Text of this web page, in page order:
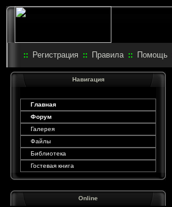
:: Регистрация :: Правила :: Помощь
Навигация
Главная
Форум
Галерея
Файлы
Библиотека
Гостевая книга
Online